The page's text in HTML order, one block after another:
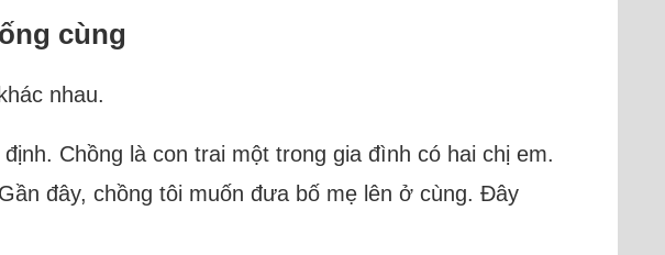
cùng
nhau.
Chồng là con trai một trong gia đình có hai chị em.
đây, chồng tôi muốn đưa bố mẹ lên ở cùng. Đây